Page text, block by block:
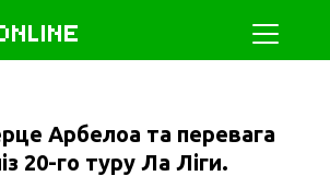
Арбелоа та перевага
20-го туру Ла Ліги.